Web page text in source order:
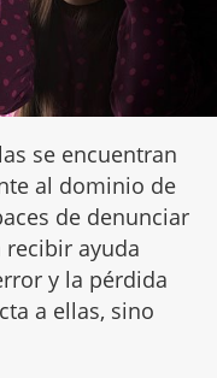
se encuentran
al dominio de
de denunciar
recibir ayuda
y la pérdida
a ellas, sino